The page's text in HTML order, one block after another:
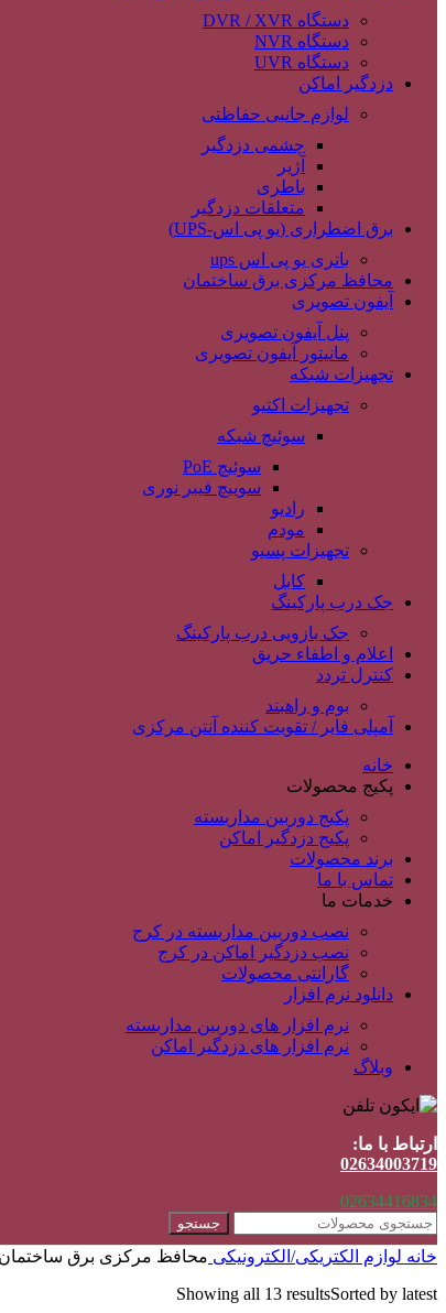
دستگاه DVR / XVR
دستگاه NVR
دستگاه UVR
دزدگیر اماکن
لوازم جانبی حفاظتی
چشمی دزدگیر
آژیر
باطری
متعلقات دزدگیر
برق اضطراری (یو پی اس-UPS)
باتری یو پی اس ups
محافظ مرکزی برق ساختمان
آیفون تصویری
پنل آیفون تصویری
مانیتور آیفون تصویری
تجهیزات شبکه
تجهیزات اکتیو
سوئیچ شبکه
سوئیچ PoE
سوییچ فیبر نوری
رادیو
مودم
تجهیزات پسیو
کابل
جک درب پارکینگ
جک بازویی درب پارکینگ
اعلام و اطفاء حریق
کنترل تردد
بوم و راهبند
آمپلی فایر / تقویت کننده آنتن مرکزی
خانه
پکیج محصولات
پکیج دوربین مداربسته
پکیج دزدگیر اماکن
برند محصولات
تماس با ما
خدمات ما
نصب دوربین مداربسته در کرج
نصب دزدگیر اماکن در کرج
گارانتی محصولات
دانلود نرم افزار
نرم افزار های دوربین مداربسته
نرم افزار های دزدگیر اماکن
وبلاگ
ارتباط با ما:
02634003719
02634416834
جستجو
خانه لوازم الکتریکی/الکترونیکی محافظ مرکزی برق ساختمان
Showing all 13 resultsSorted by latest